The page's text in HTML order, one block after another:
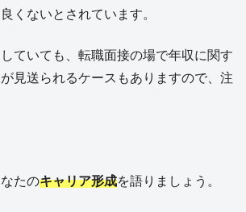
くないとされています。
ていても、転職面接の場で年収に関す
見送られるケースもありますので、注
たのキャリア形成を語りましょう。